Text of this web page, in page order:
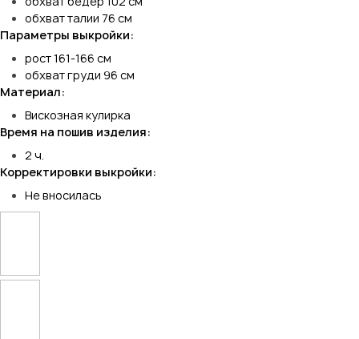
обхват талии 76 см
Параметры выкройки:
рост 161-166 см
обхват груди 96 см
Материал:
Вискозная кулирка
Время на пошив изделия:
2 ч.
Корректировки выкройки:
Не вносилась